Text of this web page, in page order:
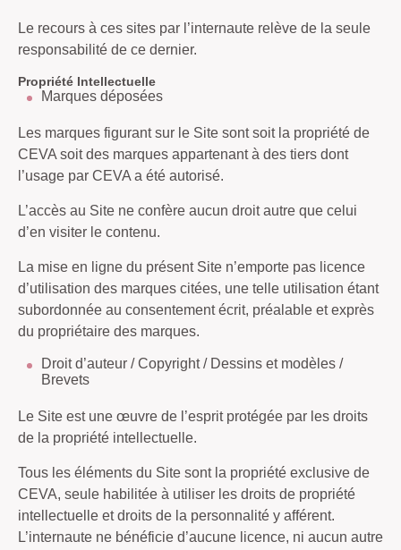
Le recours à ces sites par l’internaute relève de la seule
responsabilité de ce dernier.
Propriété Intellectuelle
Marques déposées
Les marques figurant sur le Site sont soit la propriété de
CEVA soit des marques appartenant à des tiers dont
l’usage par CEVA a été autorisé.
L’accès au Site ne confère aucun droit autre que celui
d’en visiter le contenu.
La mise en ligne du présent Site n’emporte pas licence
d’utilisation des marques citées, une telle utilisation étant
subordonnée au consentement écrit, préalable et exprès
du propriétaire des marques.
Droit d’auteur / Copyright / Dessins et modèles /
Brevets
Le Site est une œuvre de l’esprit protégée par les droits
de la propriété intellectuelle.
Tous les éléments du Site sont la propriété exclusive de
CEVA, seule habilitée à utiliser les droits de propriété
intellectuelle et droits de la personnalité y afférent.
L’internaute ne bénéficie d’aucune licence, ni aucun autre